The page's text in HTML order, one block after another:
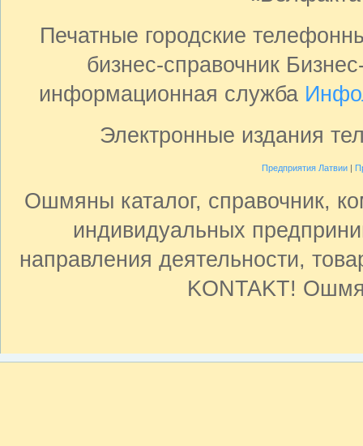
Печатные городские
бизнес-справочник
информационная служба
Электронные издания
Предприятия Латвии|
Ошмяны каталог, справочник,
индивидуальных
направления деятельности,
KONTAKT!